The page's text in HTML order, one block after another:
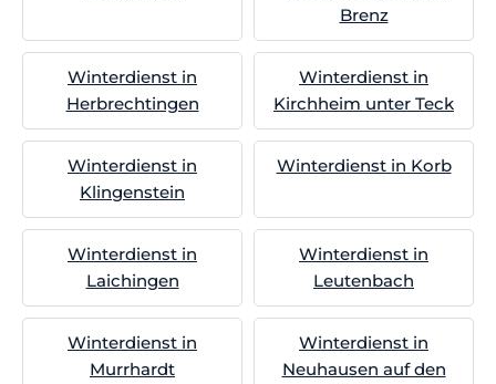
Brenz
Winterdienst in
Herbrechtingen
Winterdienst in
Kirchheim unter Teck
Winterdienst in
Klingenstein
Winterdienst in Korb
Winterdienst in
Laichingen
Winterdienst in
Leutenbach
Winterdienst in
Murrhardt
Winterdienst in
Neuhausen auf den